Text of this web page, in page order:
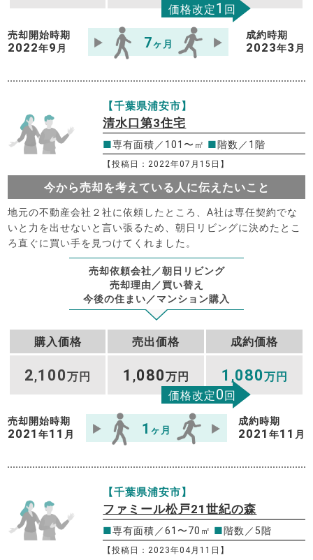
価格改定1 回
売却開始時期
2022年9 月 7ヶ月
成約時期
2023年3 月
【千葉県浦安市】
清水口第3住宅
■専有面積／101〜㎡ ■階数／1階
【投稿日：2022年07月15日】
今から売却を考えている人に伝えたいこと
地元の不動産会社２社に依頼したところ、A社は専任契約でな
いと力を出せないと言い張るため、朝日リビングに決めたとこ
ろ直ぐに買い手を見つけてくれました。
売却依頼会社／朝日リビング
売却理由／買い替え
今後の住まい／マンション購入
購入価格 売出価格 成約価格
2,100万円 1 ,080万円 1 ,080万円
価格改定0回
売却開始時期
2021年11 月 1 ヶ月
成約時期
2021 年11 月
【千葉県浦安市】
ファミール松戸21世紀の森
■専有面積／61〜70㎡ ■階数／5階
【投稿日：2023年04月11日】